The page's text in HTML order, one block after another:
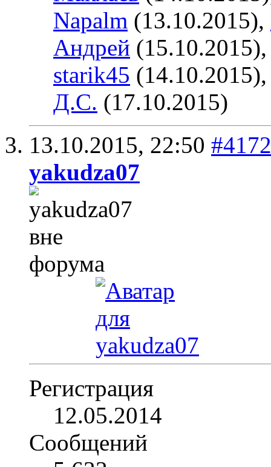
Napalm (13.10.2015),
Андрей
starik45
Д.С. (17.10.2015)
13.10.2015, 22:50 #4172
yakudza07
Регистрация
12.05.2014
Сообщений